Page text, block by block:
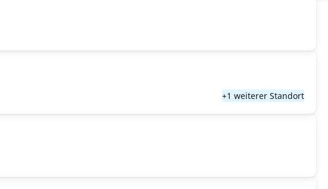
+1 weiterer Standort